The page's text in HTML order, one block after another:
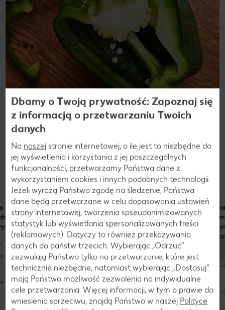
Przepisy
Dania z papryki
(do 30 minut)
paprykowy z
pieca
szybko (do 30 minut)
nieskomplikowany
Szaszłyki z
czerwoną
cebulą,
papryką,
cukinią i
kurczakiem
szybko (do 30 minut)
Dbamy o Twoją prywatność: Zapoznaj się
z informacją o przetwarzaniu Twoich
danych
Na naszej stronie internetowej, o ile jest to niezbędne do
jej wyświetlenia i korzystania z jej poszczególnych
funkcjonalności, przetwarzamy Państwa dane z
wykorzystaniem cookies i innych podobnych technologii.
Jeżeli wyrażą Państwo zgodę na śledzenie, Państwa
dane będą przetwarzane w celu dopasowania ustawień
strony internetowej, tworzenia spseudonimizowanych
statystyk lub wyświetlania spersonalizowanych treści
(reklamowych). Dotyczy to również przekazywania
danych do państw trzecich. Wybierając „Odrzuć“
zezwalają Państwo tylko na przetwarzanie, które jest
technicznie niezbędne, natomiast wybierając „Dostosuj”
mają Państwo możliwość zezwolenia na indywidualne
cele przetwarzania. Więcej informacji, w tym o prawie do
wniesienia sprzeciwu, znajdą Państwo w naszej Polityce